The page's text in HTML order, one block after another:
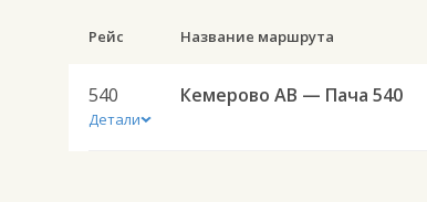
Рейс Название маршрута
540
Детали
Кемерово АВ — Пача 540